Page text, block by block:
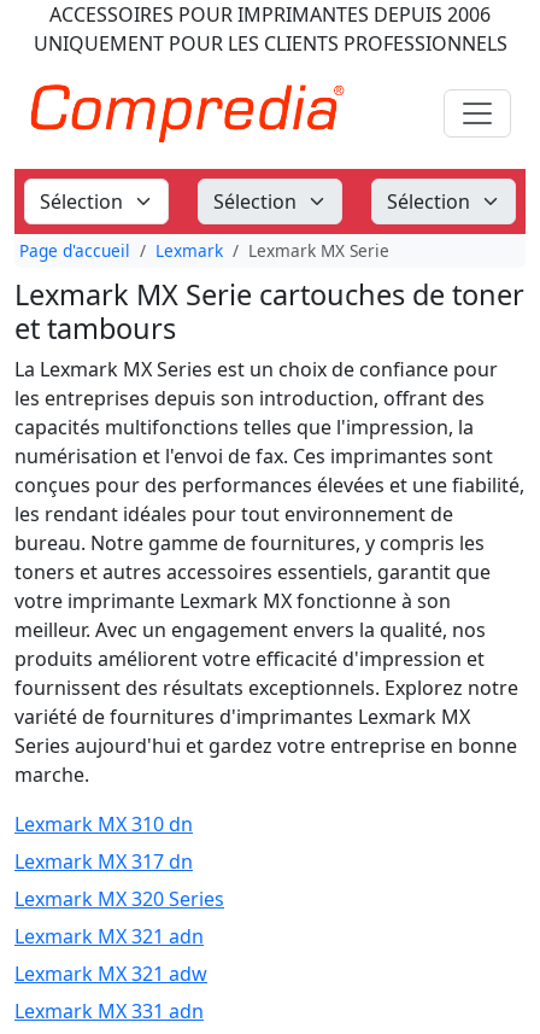
ACCESSOIRES POUR IMPRIMANTES DEPUIS 2006
UNIQUEMENT POUR LES CLIENTS PROFESSIONNELS
Page d'accueil Lexmark Lexmark MX Serie
Lexmark MX Serie cartouches de toner
et tambours
La Lexmark MX Series est un choix de confiance pour
les entreprises depuis son introduction, offrant des
capacités multifonctions telles que l'impression, la
numérisation et l'envoi de fax. Ces imprimantes sont
conçues pour des performances élevées et une fiabilité,
les rendant idéales pour tout environnement de
bureau. Notre gamme de fournitures, y compris les
toners et autres accessoires essentiels, garantit que
votre imprimante Lexmark MX fonctionne à son
meilleur. Avec un engagement envers la qualité, nos
produits améliorent votre efficacité d'impression et
fournissent des résultats exceptionnels. Explorez notre
variété de fournitures d'imprimantes Lexmark MX
Series aujourd'hui et gardez votre entreprise en bonne
marche.
Lexmark MX 310 dn
Lexmark MX 317 dn
Lexmark MX 320 Series
Lexmark MX 321 adn
Lexmark MX 321 adw
Lexmark MX 331 adn